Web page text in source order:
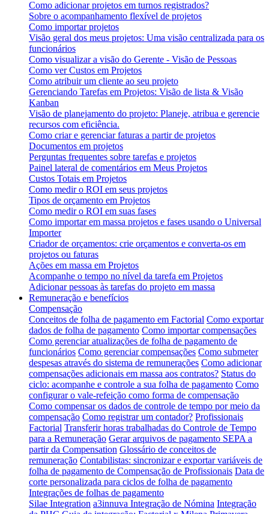
Como adicionar projetos em turnos registrados?
Sobre o acompanhamento flexível de projetos
Como importar projetos
Visão geral dos meus projetos: Uma visão centralizada para os
funcionários
Como visualizar a visão do Gerente - Visão de Pessoas
Como ver Custos em Projetos
Como atribuir um cliente ao seu projeto
Gerenciando Tarefas em Projetos: Visão de lista & Visão
Kanban
Visão de planejamento do projeto: Planeje, atribua e gerencie
recursos com eficiência.
Como criar e gerenciar faturas a partir de projetos
Documentos em projetos
Perguntas frequentes sobre tarefas e projetos
Painel lateral de comentários em Meus Projetos
Custos Totais em Projetos
Como medir o ROI em seus projetos
Tipos de orçamento em Projetos
Como medir o ROI em suas fases
Como importar em massa projetos e fases usando o Universal
Importer
Criador de orçamentos: crie orçamentos e converta-os em
projetos ou faturas
Ações em massa em Projetos
Acompanhe o tempo no nível da tarefa em Projetos
Adicionar pessoas às tarefas do projeto em massa
Remuneração e benefícios
Compensação
Conceitos de folha de pagamento em Factorial Como exportar
dados de folha de pagamento Como importar compensações
Como gerenciar atualizações de folha de pagamento de
funcionários Como gerenciar compensações Como submeter
despesas através do sistema de remunerações Como adicionar
compensações adicionais em massa aos contratos? Status do
ciclo: acompanhe e controle a sua folha de pagamento Como
configurar o vale-refeição como forma de compensação
Como compensar os dados de controle de tempo por meio da
compensação Como registrar um contador? Profissionais
Factorial Transferir horas trabalhadas do Controle de Tempo
para a Remuneração Gerar arquivos de pagamento SEPA a
partir da Compensation Glossário de conceitos de
remuneração Contabilistas: sincronizar e exportar variáveis de
folha de pagamento de Compensação de Profissionais Data de
corte personalizada para ciclos de folha de pagamento
Integrações de folhas de pagamento
Silae Integration a3innuva Integração de Nómina Integração